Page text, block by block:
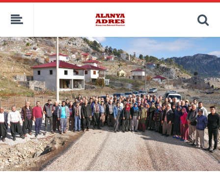
kaçak bahis
deneme bonusu
canlı bahis siteleri
deneme bonusu veren siteler
bahis siteleri
porno izle